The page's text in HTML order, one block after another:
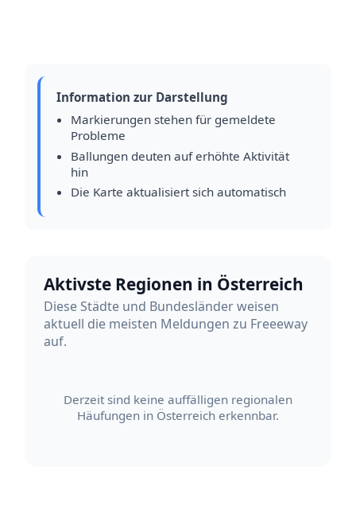
Information zur Darstellung
Markierungen stehen für gemeldete
Probleme
Ballungen deuten auf erhöhte Aktivität
hin
Die Karte aktualisiert sich automatisch
Aktivste Regionen in Österreich
Diese Städte und Bundesländer weisen
aktuell die meisten Meldungen zu Freeeway
auf.
Derzeit sind keine auffälligen regionalen
Häufungen in Österreich erkennbar.